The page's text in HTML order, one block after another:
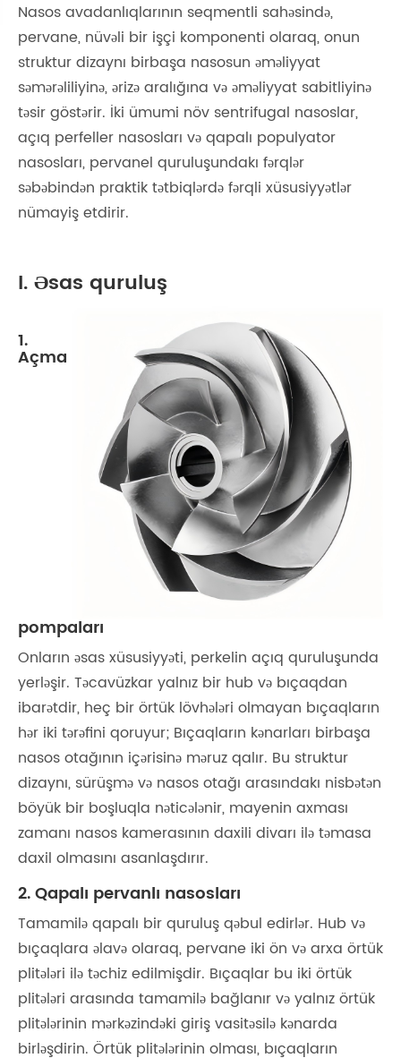
Nasos avadanlıqlarının seqmentli sahəsində,
pervane, nüvəli bir işçi komponenti olaraq, onun
struktur dizaynı birbaşa nasosun əməliyyat
səmərəliliyinə, ərizə aralığına və əməliyyat sabitliyinə
təsir göstərir. İki ümumi növ sentrifugal nasoslar,
açıq perfeller nasosları və qapalı populyator
nasosları, pervanel quruluşundakı fərqlər
səbəbindən praktik tətbiqlərdə fərqli xüsusiyyətlər
nümayiş etdirir.
I. Əsas quruluş
1.
Açma
pompaları
Onların əsas xüsusiyyəti, perkelin açıq quruluşunda
yerləşir. Təcavüzkar yalnız bir hub və bıçaqdan
ibarətdir, heç bir örtük lövhələri olmayan bıçaqların
hər iki tərəfini qoruyur; Bıçaqların kənarları birbaşa
nasos otağının içərisinə məruz qalır. Bu struktur
dizaynı, sürüşmə və nasos otağı arasındakı nisbətən
böyük bir boşluqla nəticələnir, mayenin axması
zamanı nasos kamerasının daxili divarı ilə təmasa
daxil olmasını asanlaşdırır.
2. Qapalı pervanlı nasosları
Tamamilə qapalı bir quruluş qəbul edirlər. Hub və
bıçaqlara əlavə olaraq, pervane iki ön və arxa örtük
plitələri ilə təchiz edilmişdir. Bıçaqlar bu iki örtük
plitələri arasında tamamilə bağlanır və yalnız örtük
plitələrinin mərkəzindəki giriş vasitəsilə kənarda
birləşdirin. Örtük plitələrinin olması, bıçaqların